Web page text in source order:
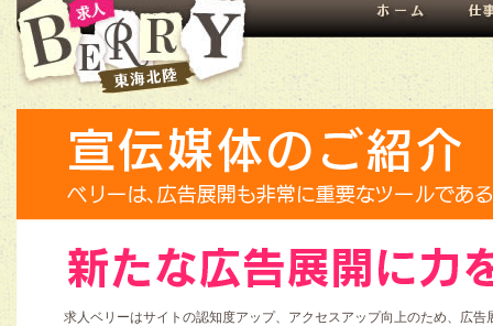
求人ベリーはサイトの認知度アップ、アクセスアップ向上のため、広